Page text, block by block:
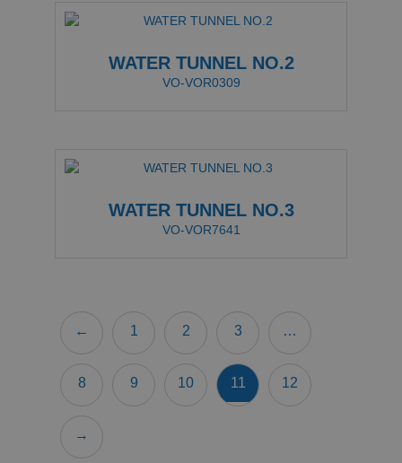
WATER TUNNEL NO.2
VO-VOR0309
WATER TUNNEL NO.3
VO-VOR7641
← 1 2 3 …
8 9 10 11 12
→